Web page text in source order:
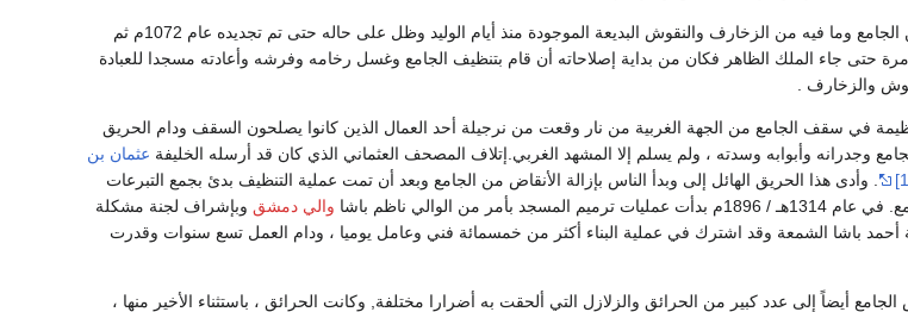
وقد أتى حريق عام 1069م على جميع محاسن الجامع وما فيه من الزخارف والنقوش البديعة الموجودة منذ أيام الوليد وظل على حاله حتى تم تجديده عام 1072م ثم
مرة حتى جاء الملك الظاهر فكان من بداية إصلاحاته أن قام بتنظيف الجامع وغسل رخامه وفرشه وأعادته مسجدا للعبادة
والزخارف .
1893م شبت نار عظيمة في سقف الجامع من الجهة الغربية من نار وقعت من نرجيلة أحد العمال الذين كانوا يصلحون السقف ودام الحريق
وأبوابه وسدته ، ولم يسلم إلا المشهد الغربي.إتلاف المصحف العثماني الذي كان قد أرسله الخليفة عثمان بن
. وأدى هذا الحريق الهائل إلى وبدأ الناس بإزالة الأنقاض من الجامع وبعد أن تمت عملية التنظيف بدئ بجمع التبرعات
من الوالي ناظم باشا
والي دمشق وبإشراف لجنة مشكلة
أحمد باشا الشمعة وقد اشترك في عملية البناء أكثر من خمسمائة فني وعامل يوميا ، ودام العمل تسع سنوات وقدرت
أيضاً إلى عدد كبير من الحرائق والزلازل التي ألحقت به أضرارا مختلفة, وكانت الحرائق ، باستثناء الأخير منها ،